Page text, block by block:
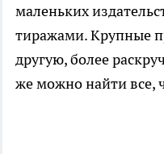
маленьких
тиражами. Крупные
другую, более
же можно найти все,